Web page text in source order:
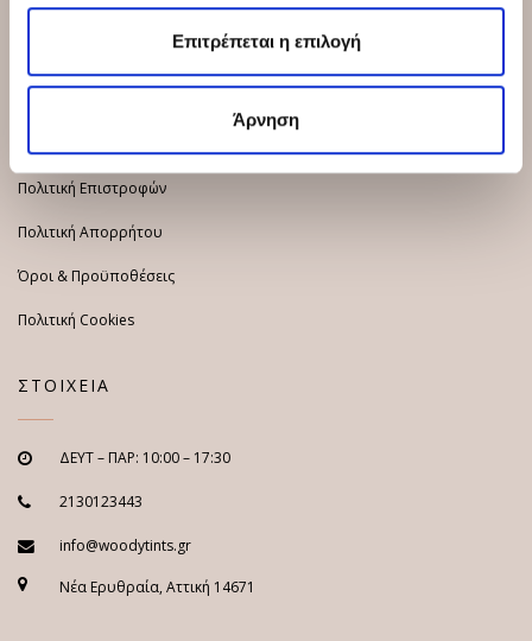
Επιτρέπεται η επιλογή
Άρνηση
Πολιτική Επιστροφών
Πολιτική Απορρήτου
Όροι & Προϋποθέσεις
Πολιτική Cookies
ΣΤΟΙΧΕΙΑ
ΔΕΥΤ – ΠΑΡ: 10:00 – 17:30
2130123443
info@woodytints.gr
Νέα Ερυθραία, Αττική 14671